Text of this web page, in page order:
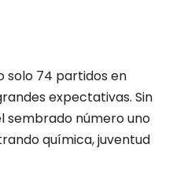
solo 74 partidos en
expectativas. Sin
sembrado número uno
química, juventud